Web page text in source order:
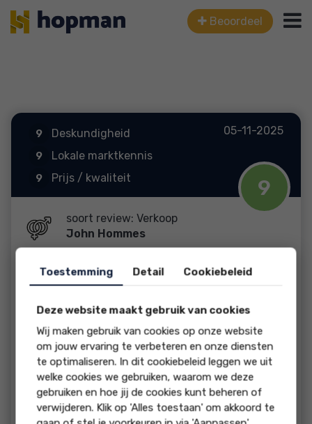
Beoordeel
05-11-2025
9
9 Deskundigheid
9 Lokale marktkennis
9 Prijs / kwaliteit
9
Service en begeleiding
soort review: Verkoop
John Hommes
Tulpenveld 212
beoordeling:
De makelaar bleef goed in kontakt met ons. Hij was zeer
deskundig en heeft ertoe bijgedragen dat ons huis binnen 8
dagen werd verkocht. Een echte aanrader!
reactie
Bedankt voor deze mooie beoordeling en de fijne
Toestemming Detail Cookiebeleid
Deze website maakt gebruik van cookies
Wij maken gebruik van cookies op onze website
om jouw ervaring te verbeteren en onze diensten
te optimaliseren. In dit cookiebeleid leggen we uit
welke cookies we gebruiken, waarom we deze
gebruiken en hoe jij de cookies kunt beheren of
verwijderen. Klik op 'Alles toestaan' om akkoord te